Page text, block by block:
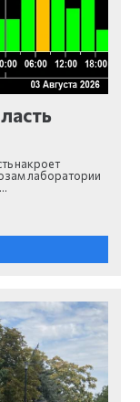
накроет
лаборатории